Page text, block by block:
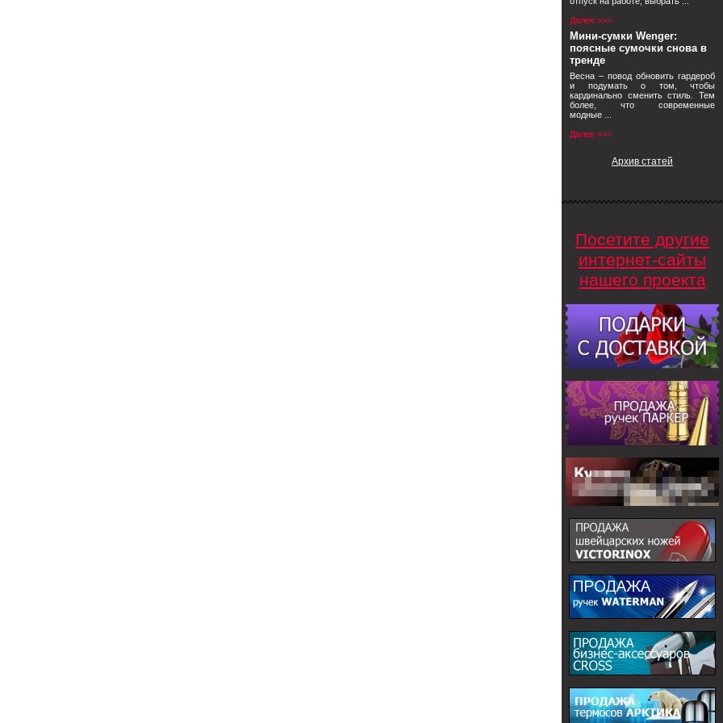
Далее >>>
Мини-сумки Wenger:
поясные сумочки снова в
тренде
Весна – повод обновить гардероб
и подумать о том, чтобы
кардинально сменить стиль. Тем
более, что современные
модные ...
Далее >>>
Архив статей
Посетите другие
интернет-сайты
нашего проекта